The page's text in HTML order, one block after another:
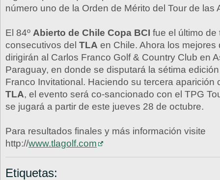
número uno de la Orden de Mérito del Tour de las
El 84º Abierto de Chile Copa BCI fue el último de
consecutivos del TLA en Chile. Ahora los mejores
dirigirán al Carlos Franco Golf & Country Club en
Paraguay, en donde se disputará la sétima
Franco Invitational. Haciendo su tercera aparición
TLA, el evento será co-sancionado con el TPG
se jugará a partir de este jueves 28 de octubre.
Para resultados finales y más información visite
http://www.tlagolf.com
Etiquetas: